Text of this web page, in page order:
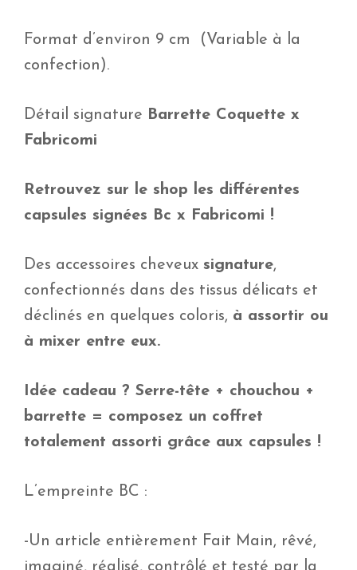
Format d’environ 9 cm (Variable à la
confection).
Détail signature Barrette Coquette x
Fabricomi
Retrouvez sur le shop les différentes
capsules signées Bc x Fabricomi !
Des accessoires cheveux signature,
confectionnés dans des tissus délicats et
déclinés en quelques coloris, à assortir ou
à mixer entre eux.
Idée cadeau ? Serre-tête + chouchou +
barrette = composez un coffret
totalement assorti grâce aux capsules !
L’empreinte BC :
-Un article entièrement Fait Main, rêvé,